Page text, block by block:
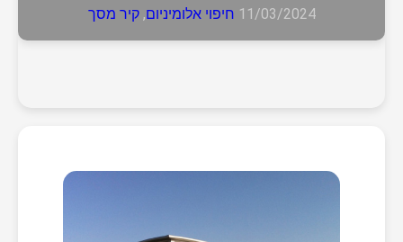
11/03/2024 חיפוי אלומיניום,קיר מסך